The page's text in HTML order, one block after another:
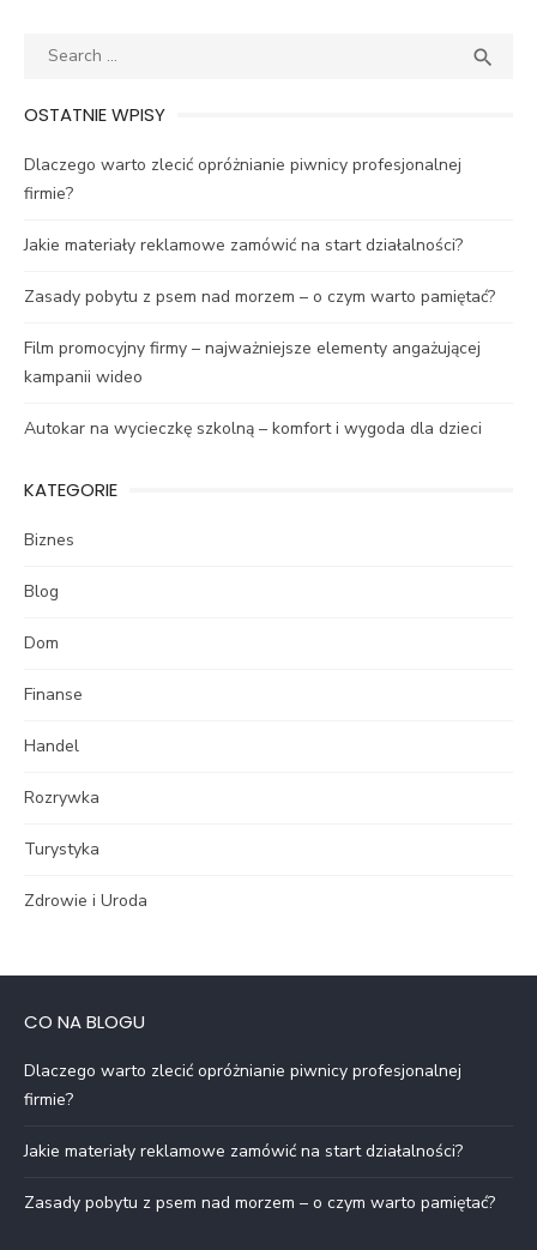
Search

OSTATNIE WPISY
Dlaczego warto zlecić opróżnianie piwnicy profesjonalnej
firmie?
Jakie materiały reklamowe zamówić na start działalności?
Zasady pobytu z psem nad morzem – o czym warto pamiętać?
Film promocyjny firmy – najważniejsze elementy angażującej
kampanii wideo
Autokar na wycieczkę szkolną – komfort i wygoda dla dzieci
KATEGORIE
Biznes
Blog
Dom
Finanse
Handel
Rozrywka
Turystyka
Zdrowie i Uroda
CO NA BLOGU
Dlaczego warto zlecić opróżnianie piwnicy profesjonalnej
firmie?
Jakie materiały reklamowe zamówić na start działalności?
Zasady pobytu z psem nad morzem – o czym warto pamiętać?